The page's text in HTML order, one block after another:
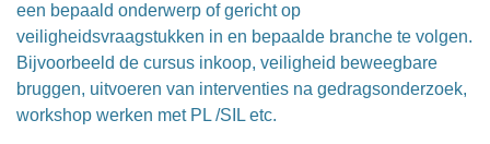
een bepaald onderwerp of gericht op
veiligheidsvraagstukken in en bepaalde branche te volgen.
Bijvoorbeeld de cursus inkoop, veiligheid beweegbare
bruggen, uitvoeren van interventies na gedragsonderzoek,
workshop werken met PL /SIL etc.